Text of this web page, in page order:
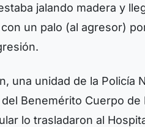
jalando madera y
un palo (al agresor)
una unidad de la Policía
Benemérito Cuerpo
lo trasladaron al